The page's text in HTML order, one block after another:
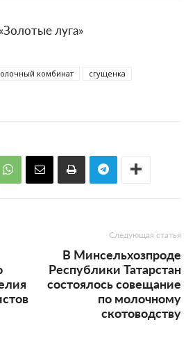
луга»
комбинат
сгущенка
Следующая статья
В Минсельхозпроде
Республики Татарстан
состоялось совещание
по молочному
скотоводству